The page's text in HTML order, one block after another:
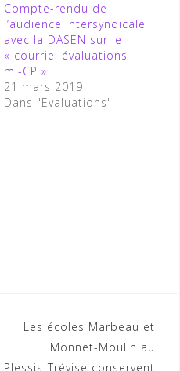
Compte-rendu de
l’audience intersyndicale
avec la DASEN sur le
« courriel évaluations
mi-CP ».
21 mars 2019
Dans "Evaluations"
Les écoles Marbeau et
Monnet-Moulin au
Plessis-Trévise conservent